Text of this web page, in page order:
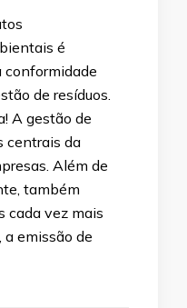
é
conformidade
de resíduos.
A gestão de
centrais da
Além de
também
cada vez mais
a emissão de